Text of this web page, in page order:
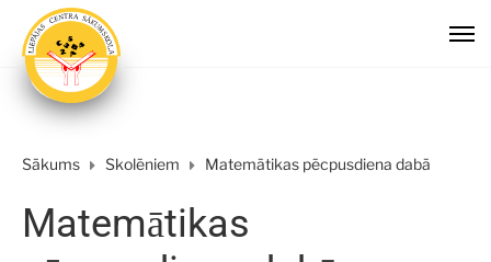
Sākums Skolēniem Matemātikas pēcpusdiena dabā
Matemātikas